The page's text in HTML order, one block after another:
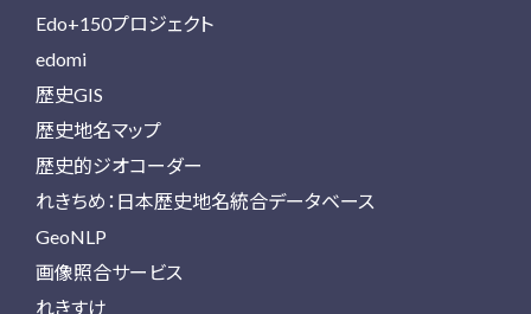
Edo+150プロジェクト
edomi
歴史GIS
歴史地名マップ
歴史的ジオコーダー
れきちめ：日本歴史地名統合データベース
GeoNLP
画像照合サービス
れきすけ